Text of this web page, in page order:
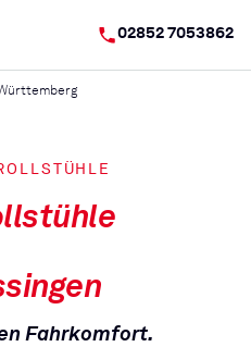
02852 7053862
Fahrkomfort.